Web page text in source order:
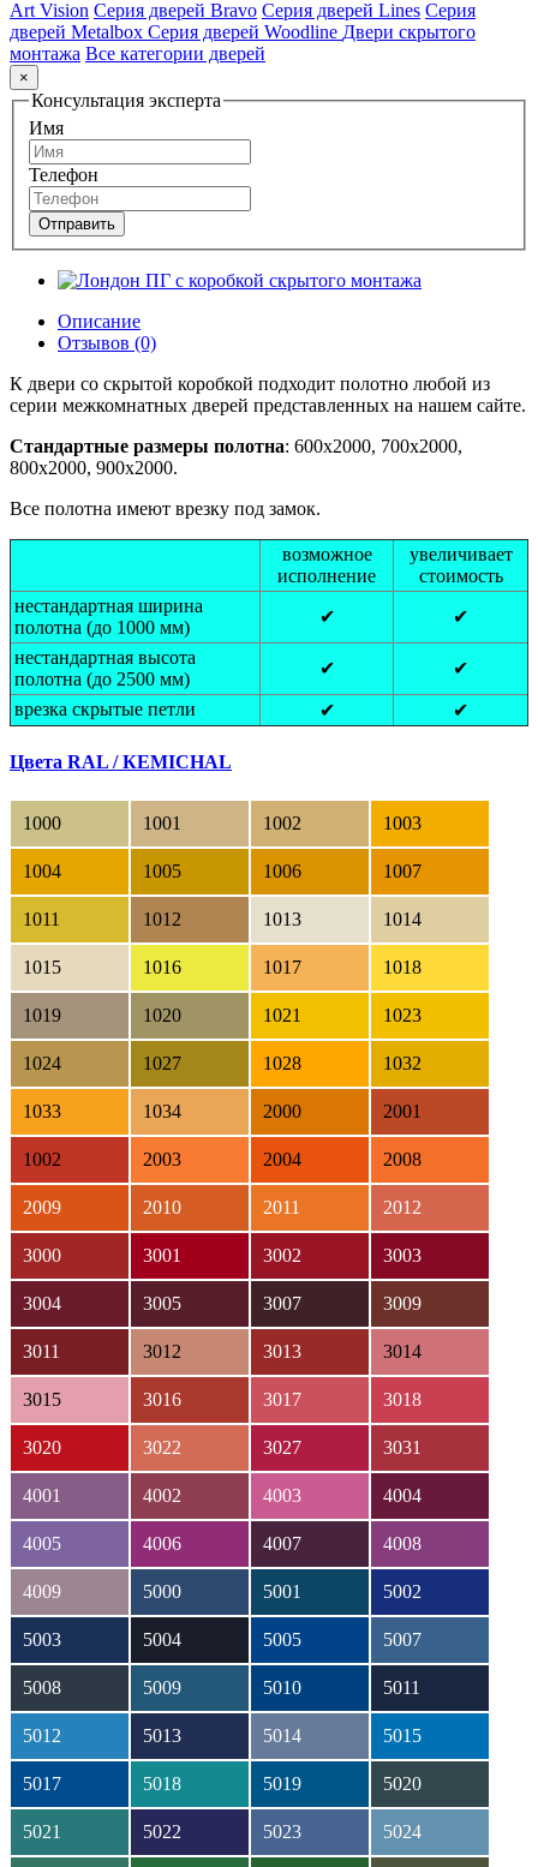
Art Vision Серия дверей Bravo Серия дверей Lines Серия
дверей Metalbox Серия дверей Woodline Двери скрытого
монтажа Все категории дверей
×
Консультация эксперта
Имя
Телефон
Отправить
Описание
Отзывов (0)
К двери со скрытой коробкой подходит полотно любой из
серии межкомнатных дверей представленных на нашем сайте.
Стандартные размеры полотна: 600x2000, 700x2000,
800x2000, 900x2000.
Все полотна имеют врезку под замок.
возможное
исполнение
увеличивает
стоимость
нестандартная ширина
полотна (до 1000 мм)
✔
✔
нестандартная высота
полотна (до 2500 мм)
✔
✔
врезка скрытые петли
✔ ✔
Цвета RAL / КEMICHAL
1000 1001 1002 1003
1004 1005 1006 1007
1011 1012 1013 1014
1015 1016 1017 1018
1019 1020 1021 1023
1024 1027 1028 1032
1033 1034 2000 2001
1002 2003 2004 2008
2009 2010 2011 2012
3000 3001 3002 3003
3004 3005 3007 3009
3011 3012 3013 3014
3015 3016 3017 3018
3020 3022 3027 3031
4001 4002 4003 4004
4005 4006 4007 4008
4009 5000 5001 5002
5003 5004 5005 5007
5008 5009 5010 5011
5012 5013 5014 5015
5017 5018 5019 5020
5021 5022 5023 5024